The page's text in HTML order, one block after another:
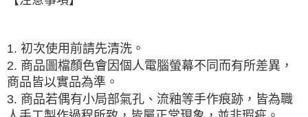
1. 初次使用前請先清洗。
2. 商品圖檔顏色會因個人電腦螢幕不同而有所差異，
商品皆以實品為準。
3. 商品若偶有小局部氣孔、流釉等手作痕跡，皆為職